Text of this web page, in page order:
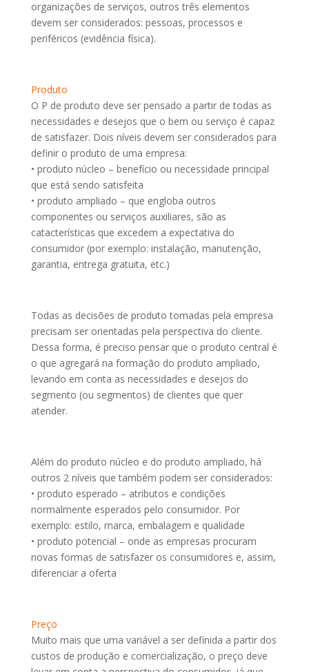
organizações de serviços, outros três elementos
devem ser considerados: pessoas, processos e
periféricos (evidência física).
Produto
O P de produto deve ser pensado a partir de todas as
necessidades e desejos que o bem ou serviço é capaz
de satisfazer. Dois níveis devem ser considerados para
definir o produto de uma empresa:
• produto núcleo – benefício ou necessidade principal
que está sendo satisfeita
• produto ampliado – que engloba outros
componentes ou serviços auxiliares, são as
catacterísticas que excedem a expectativa do
consumidor (por exemplo: instalação, manutenção,
garantia, entrega gratuita, etc.)
Todas as decisões de produto tomadas pela empresa
precisam ser orientadas pela perspectiva do cliente.
Dessa forma, é preciso pensar que o produto central é
o que agregará na formação do produto ampliado,
levando em conta as necessidades e desejos do
segmento (ou segmentos) de clientes que quer
atender.
Além do produto núcleo e do produto ampliado, há
outros 2 níveis que também podem ser considerados:
• produto esperado – atributos e condições
normalmente esperados pelo consumidor. Por
exemplo: estilo, marca, embalagem e qualidade
• produto potencial – onde as empresas procuram
novas formas de satisfazer os consumidores e, assim,
diferenciar a oferta
Preço
Muito mais que uma variável a ser definida a partir dos
custos de produção e comercialização, o preço deve